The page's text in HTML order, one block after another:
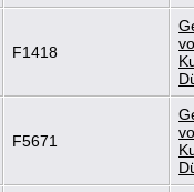
F1418
F5671